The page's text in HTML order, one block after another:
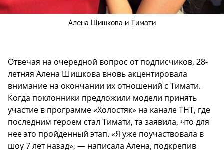
Алена Шишкова и Тимати
Отвечая на очередной вопрос от подписчиков, 28-
летняя Алена Шишкова вновь акцентировала
внимание на окончании их отношений с Тимати.
Когда поклонники предложили модели принять
участие в программе «Холостяк» на канале ТНТ, где
последним героем стал Тимати, та заявила, что для
нее это пройденный этап. «Я уже поучаствовала в
шоу 7 лет назад», — написала Алена, подкрепив